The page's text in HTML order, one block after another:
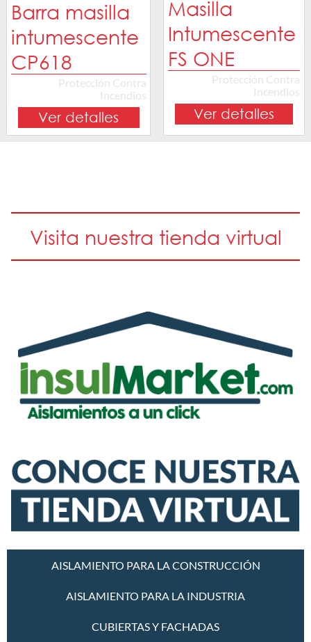
Barra masilla
intumescente
CP618
Protección Contra
Incendios
Ver detalles
Masilla
Intumescente
FS ONE
Protección Contra
Incendios
Ver detalles
Visita nuestra tienda virtual
AISLAMIENTO PARA LA CONSTRUCCIÓN
AISLAMIENTO PARA LA INDUSTRIA
CUBIERTAS Y FACHADAS